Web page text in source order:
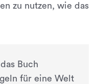
zu nutzen, wie das
Buch
für eine Welt